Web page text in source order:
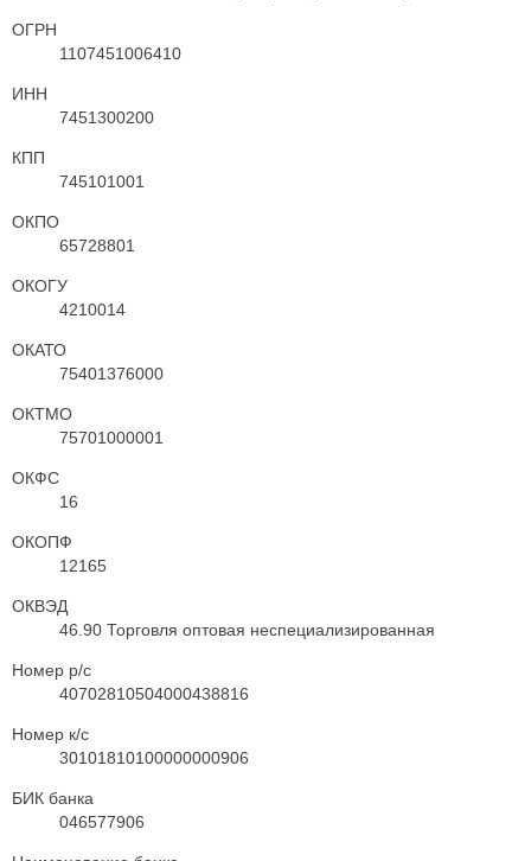
ОГРН
1107451006410
ИНН
7451300200
КПП
745101001
ОКПО
65728801
ОКОГУ
4210014
ОКАТО
75401376000
ОКТМО
75701000001
ОКФС
16
ОКОПФ
12165
ОКВЭД
46.90 Торговля оптовая неспециализированная
Номер р/с
40702810504000438816
Номер к/с
30101810100000000906
БИК банка
046577906